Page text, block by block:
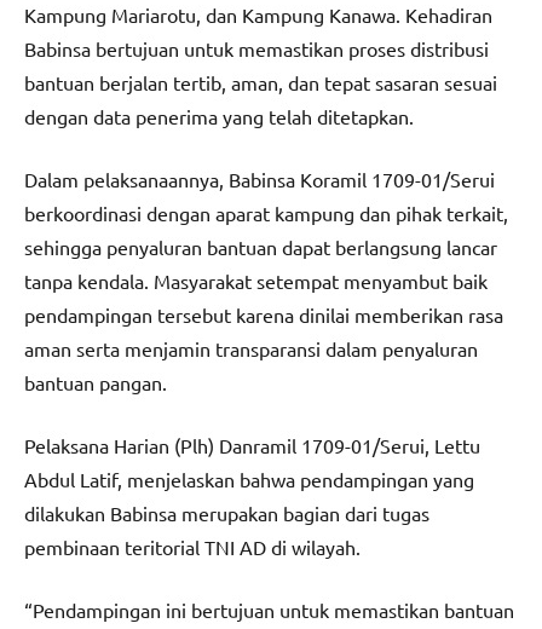
Kampung Mariarotu, dan Kampung Kanawa. Kehadiran
Babinsa bertujuan untuk memastikan proses distribusi
bantuan berjalan tertib, aman, dan tepat sasaran sesuai
dengan data penerima yang telah ditetapkan.
Dalam pelaksanaannya, Babinsa Koramil 1709-01/Serui
berkoordinasi dengan aparat kampung dan pihak terkait,
sehingga penyaluran bantuan dapat berlangsung lancar
tanpa kendala. Masyarakat setempat menyambut baik
pendampingan tersebut karena dinilai memberikan rasa
aman serta menjamin transparansi dalam penyaluran
bantuan pangan.
Pelaksana Harian (Plh) Danramil 1709-01/Serui, Lettu
Abdul Latif, menjelaskan bahwa pendampingan yang
dilakukan Babinsa merupakan bagian dari tugas
pembinaan teritorial TNI AD di wilayah.
“Pendampingan ini bertujuan untuk memastikan bantuan